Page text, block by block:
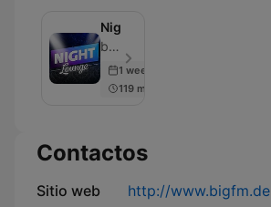
Nightlounge
bigFM - Episodio 500
1 week ago
119 min
Contactos
Sitio web
http://www.bigfm.de